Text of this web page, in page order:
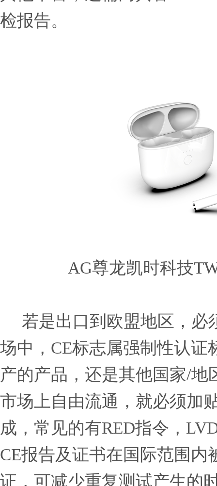
检报告。
AG尊龙凯时科
若是出口到欧盟地区，必
场中，CE标志属强制性认
产的产品，还是其他国
市场上自由流通，就必须加
成，常见的有RED指令，
CE报告及证书在国际范围
证，可减少重复测试产生的